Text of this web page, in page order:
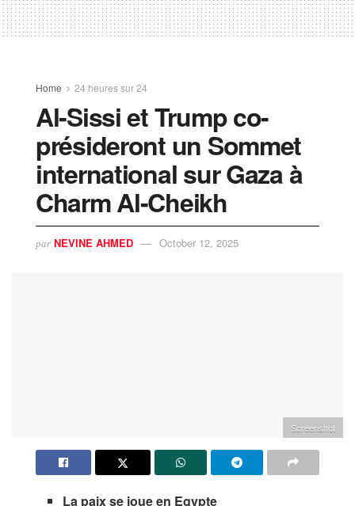
Home 24 heures sur 24
Al-Sissi et Trump co-
présideront un Sommet
international sur Gaza à
Charm Al-Cheikh
par NEVINE AHMED October 12, 2025
Screenshot
La paix se joue en Egypte